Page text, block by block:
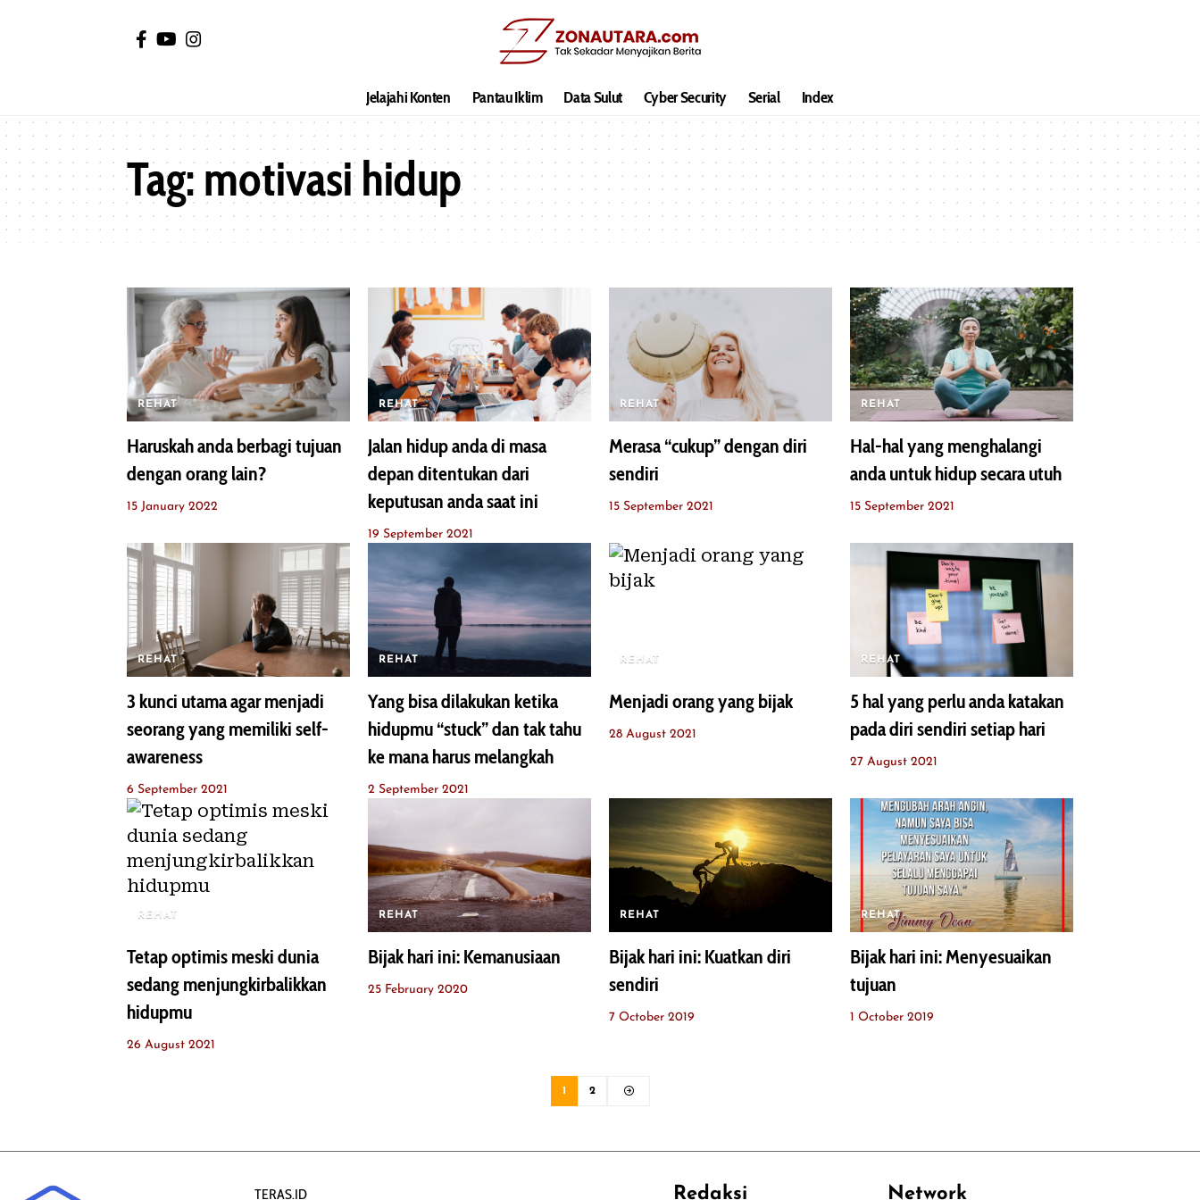
Jelajahi Konten Pantau Iklim Data Sulut Cyber Security Serial Index
Tag:motivasi hidup
REHAT
Haruskah anda berbagi tujuan
dengan orang lain?
15 January 2022
REHAT
Jalan hidup anda di masa
depan ditentukan dari
keputusan anda saat ini
19 September 2021
REHAT
Merasa “cukup” dengan diri
sendiri
15 September 2021
REHAT
Hal-hal yang menghalangi
anda untuk hidup secara utuh
15 September 2021
REHAT
3 kunci utama agar menjadi
seorang yang memiliki self-
awareness
6 September 2021
REHAT
Yang bisa dilakukan ketika
hidupmu “stuck” dan tak tahu
ke mana harus melangkah
2 September 2021
REHAT
Menjadi orang yang bijak
28 August 2021
REHAT
5 hal yang perlu anda katakan
pada diri sendiri setiap hari
27 August 2021
REHAT
Tetap optimis meski dunia
sedang menjungkirbalikkan
hidupmu
26 August 2021
REHAT
Bijak hari ini: Kemanusiaan
25 February 2020
REHAT
Bijak hari ini: Kuatkan diri
sendiri
7 October 2019
REHAT
Bijak hari ini: Menyesuaikan
tujuan
1 October 2019
1 2
TERAS.ID Redaksi Network